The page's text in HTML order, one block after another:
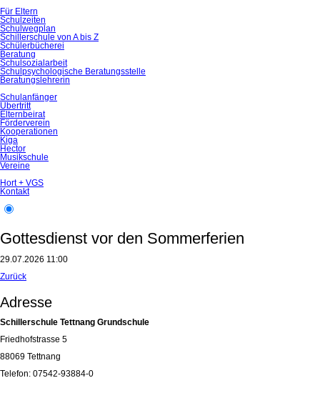
Für Eltern
Schulzeiten
Schulwegplan
Schillerschule von A bis Z
Schülerbücherei
Beratung
Schulsozialarbeit
Schulpsychologische Beratungsstelle
Beratungslehrerin
Schulanfänger
Übertritt
Elternbeirat
Förderverein
Kooperationen
Kiga
Hector
Musikschule
Vereine
Hort + VGS
Kontakt
Gottesdienst vor den Sommerferien
29.07.2026 11:00
Zurück
Adresse
Schillerschule Tettnang Grundschule
Friedhofstrasse 5
88069 Tettnang
Telefon: 07542-93884-0